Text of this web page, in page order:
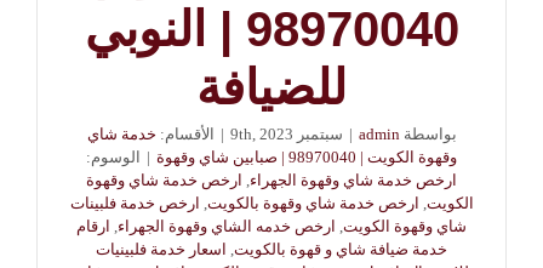
98970040 | النوبي
للضيافة
بواسطةadmin
| سبتمبر 9th, 2023 | الأقسام: خدمة شاي
وقهوة الكويت | 98970040 | صبابين شاي وقهوة
|
الوسوم:
ارخص خدمة شاي وقهوة الجهراء, ارخص خدمة شاي وقهوة
الكويت, ارخص خدمة شاي وقهوة بالكويت, ارخص خدمة فلبينات
شاي وقهوة الكويت, ارخص خدمه الشاي وقهوة الجهراء, ارقام
خدمة ضيافة شاي و قهوة بالكويت, اسعار خدمة فلبينيات